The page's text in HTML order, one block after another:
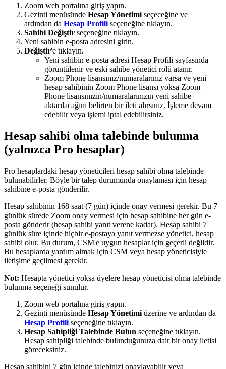
Zoom web portalına giriş yapın.
Gezinti menüsünde Hesap Yönetimi seçeceğine ve
ardından da Hesap Profili seçeneğine tıklayın.
Sahibi Değiştir seçeneğine tıklayın.
Yeni sahibin e-posta adresini girin.
Değiştir'e tıklayın.
Yeni sahibin e-posta adresi Hesap Profili sayfasında
görüntülenir ve eski sahibe yönetici rolü atanır.
Zoom Phone lisansınız/numaralarınız varsa ve yeni
hesap sahibinin Zoom Phone lisansı yoksa Zoom
Phone lisansınızın/numaralarınızın yeni sahibe
aktarılacağını belirten bir ileti alırsınız. İşleme devam
edebilir veya işlemi iptal edebilirsiniz.
Hesap sahibi olma talebinde bulunma
(yalnızca Pro hesaplar)
Pro hesaplardaki hesap yöneticileri hesap sahibi olma talebinde
bulunabilirler. Böyle bir talep durumunda onaylaması için hesap
sahibine e-posta gönderilir.
Hesap sahibinin 168 saat (7 gün) içinde onay vermesi gerekir. Bu 7
günlük sürede Zoom onay vermesi için hesap sahibine her gün e-
posta gönderir (hesap sahibi yanıt verene kadar). Hesap sahibi 7
günlük süre içinde hiçbir e-postaya yanıt vermezse yönetici, hesap
sahibi olur. Bu durum, CSM'e uygun hesaplar için geçerli değildir.
Bu hesaplarda yardım almak için CSM veya hesap yöneticisiyle
iletişime geçilmesi gerekir.
Not: Hesapta yönetici yoksa üyelere hesap yöneticisi olma talebinde
bulunma seçeneği sunulur.
Zoom web portalına giriş yapın.
Gezinti menüsünde Hesap Yönetimi üzerine ve ardından da
Hesap Profili seçeneğine tıklayın.
Hesap Sahipliği Talebinde Bulun seçeneğine tıklayın.
Hesap sahipliği talebinde bulunduğunuza dair bir onay iletisi
göreceksiniz.
Hesap sahibini 7 gün içinde talebinizi onaylayabilir veya